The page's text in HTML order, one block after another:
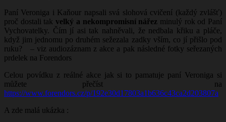
Paní Veroniga i Kaňour napsali svá slohová cvičení (každý zvlášť)
proč dostali takvelký a nekompromisní nářez minulý rok od Paní
Vychovatelky. Čím jí asi tak nahněvali, že nedbala křiku a pláče,
když jim jednomu po druhém sežezala zadky vším, co jí přišlo pod
ruku? – viz audiozáznam z akce a pak následné fotky seřezaných
prdelek na Forendors
Celou povídku z reálné akce jak si to pamatuje paní Veroniga si
můžete přečíst na
https://www.forendors.cz/p/192e30d17803a1b636c43ca2d203807a
A zde malá ukázka :